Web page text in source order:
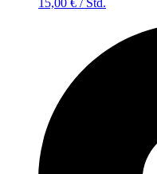
15,00 € / Std.